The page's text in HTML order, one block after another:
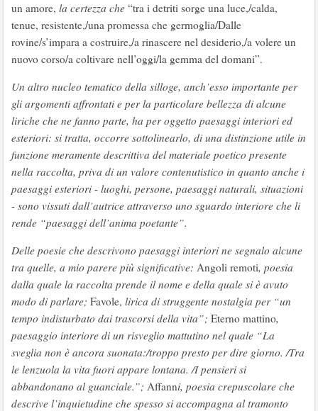
un amore, la certezza che “tra i detriti sorge una luce,/calda,
tenue, resistente,/una promessa che germoglia/Dalle
rovine/s’impara a costruire,/a rinascere nel desiderio,/a volere un
nuovo corso/a coltivare nell’oggi/la gemma del domani”.
Un altro nucleo tematico della silloge, anch’esso importante per
gli argomenti affrontati e per la particolare bellezza di alcune
liriche che ne fanno parte, ha per oggetto paesaggi interiori ed
esteriori: si tratta, occorre sottolinearlo, di una distinzione utile in
funzione meramente descrittiva del materiale poetico presente
nella raccolta, priva di un valore contenutistico in quanto anche i
paesaggi esteriori - luoghi, persone, paesaggi naturali, situazioni
- sono vissuti dall’autrice attraverso uno sguardo interiore che li
rende “paesaggi dell’anima poetante”.
Delle poesie che descrivono paesaggi interiori ne segnalo alcune
tra quelle, a mio parere più significative: Angoli remoti, poesia
dalla quale la raccolta prende il nome e della quale si è avuto
modo di parlare; Favole, lirica di struggente nostalgia per “un
tempo indisturbato dai trascorsi della vita”; Eterno mattino,
paesaggio interiore di un risveglio mattutino nel quale “La
sveglia non è ancora suonata:/troppo presto per dire giorno. /Tra
le lenzuola la vita fuori appare lontana. /I pensieri si
abbandonano al guanciale.”; Affanni, poesia crepuscolare che
descrive l’inquietudine che spesso si accompagna al tramonto